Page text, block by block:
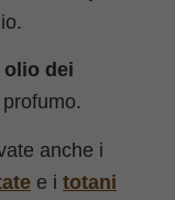
olio dei
anche i
e i totani